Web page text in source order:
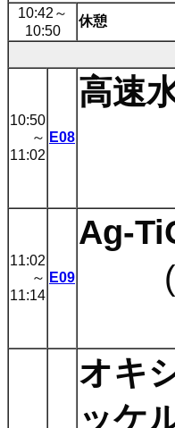
10:42 ～
10:50
休憩
10:50
～
11:02
E08
高速
11:02
～
11:14
E09
Ag-
オキ
ッケ